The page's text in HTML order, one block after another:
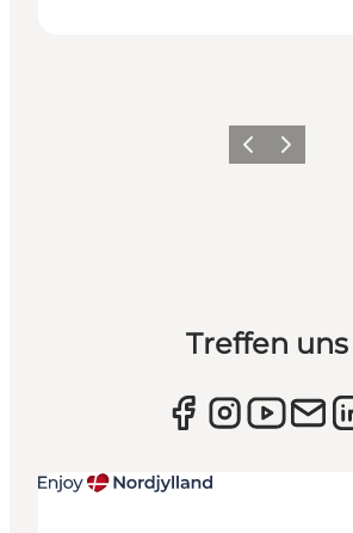
ZurückWeiter
Treffen uns